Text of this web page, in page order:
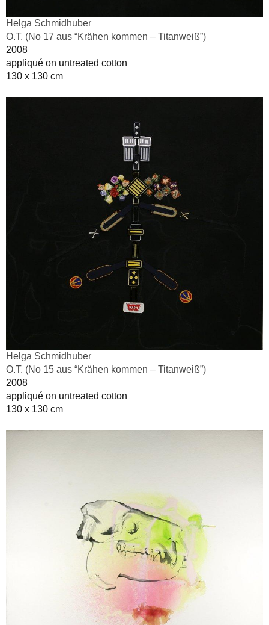
Helga Schmidhuber
O.T. (No 17 aus “Krähen kommen – Titanweiß”)
2008
appliqué on untreated cotton
130 x 130 cm
Helga Schmidhuber
O.T. (No 15 aus “Krähen kommen – Titanweiß”)
2008
appliqué on untreated cotton
130 x 130 cm